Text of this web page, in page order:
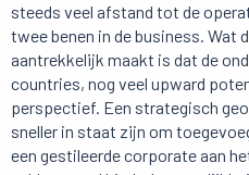
steeds veel afstand tot de
twee benen in de business. Wat
aantrekkelijk maakt is dat de
countries, nog veel upward
perspectief. Een strategisch
sneller in staat zijn om
een gestileerde corporate aan